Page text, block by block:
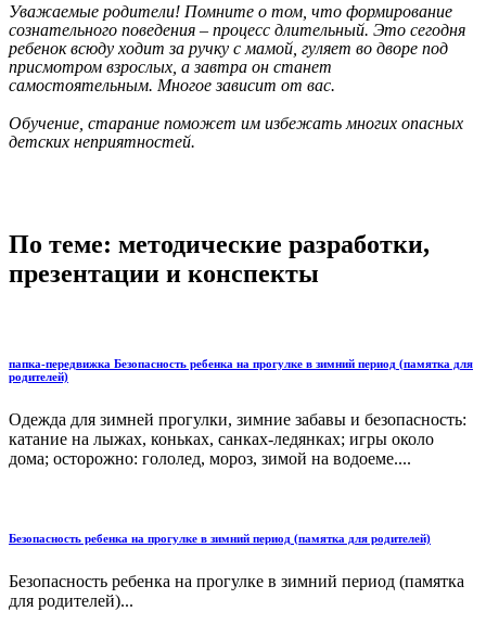
Уважаемые родители! Помните о том, что формирование
сознательного поведения – процесс длительный. Это сегодня
ребенок всюду ходит за ручку с мамой, гуляет во дворе под
присмотром взрослых, а завтра он станет
самостоятельным. Многое зависит от вас.
Обучение, старание поможет им избежать многих опасных
детских неприятностей.
По теме: методические разработки,
презентации и конспекты
папка-передвижка Безопасность ребенка на прогулке в зимний период (памятка для
родителей)
Одежда для зимней прогулки, зимние забавы и безопасность:
катание на лыжах, коньках, санках-ледянках; игры около
дома; осторожно: гололед, мороз, зимой на водоеме....
Безопасность ребенка на прогулке в зимний период (памятка для родителей)
Безопасность ребенка на прогулке в зимний период (памятка
для родителей)...